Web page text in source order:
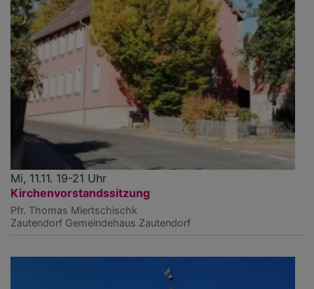
Mi, 11.11. 19-21 Uhr
Kirchenvorstandssitzung
Pfr. Thomas Miertschischk
Zautendorf Gemeindehaus Zautendorf